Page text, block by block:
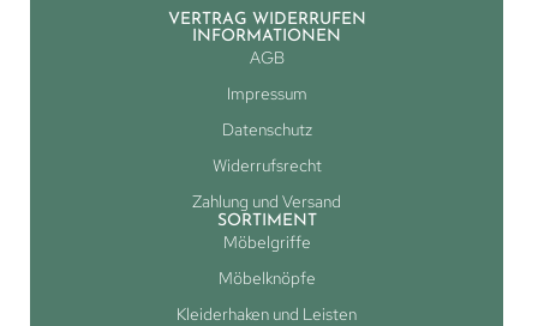
VERTRAG WIDERRUFEN
INFORMATIONEN
AGB
Impressum
Datenschutz
Widerrufsrecht
Zahlung und Versand
SORTIMENT
Möbelgriffe
Möbelknöpfe
Kleiderhaken und Leisten